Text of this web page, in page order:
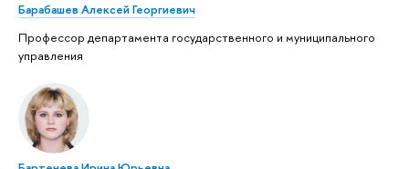
Барабашев Алексей Георгиевич
Профессор департамента государственного и муниципального
управления